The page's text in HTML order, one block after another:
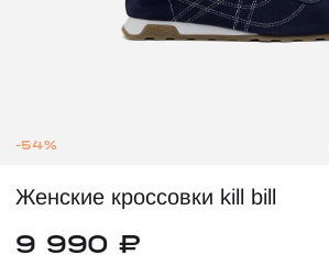
-54%
Женские кроссовки kill bill
9 990 ₽